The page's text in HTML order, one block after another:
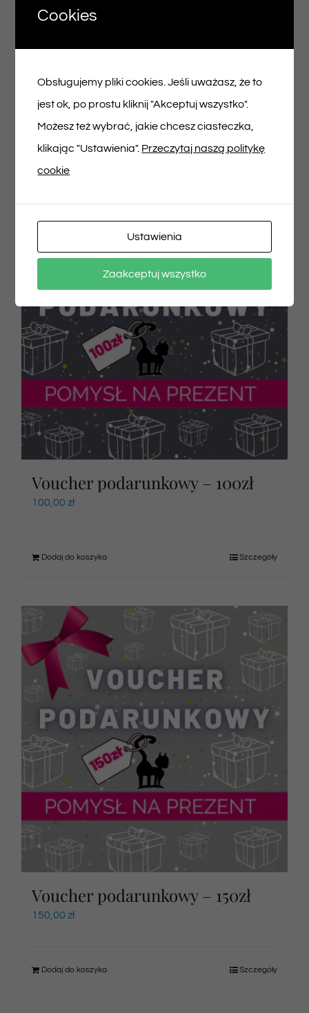
200,00zł
Dodaj do koszyka Szczegóły
Voucher podarunkowy – 100zł
100,00 zł
Dodaj do koszyka Szczegóły
Voucher podarunkowy – 150zł
150,00 zł
Dodaj do koszyka Szczegóły
Cookies
Obsługujemy pliki cookies. Jeśli uważasz, że to
jest ok, po prostu kliknij "Akceptuj wszystko".
Możesz też wybrać, jakie chcesz ciasteczka,
klikając "Ustawienia". Przeczytaj naszą politykę
cookie
Ustawienia
Zaakceptuj wszystko